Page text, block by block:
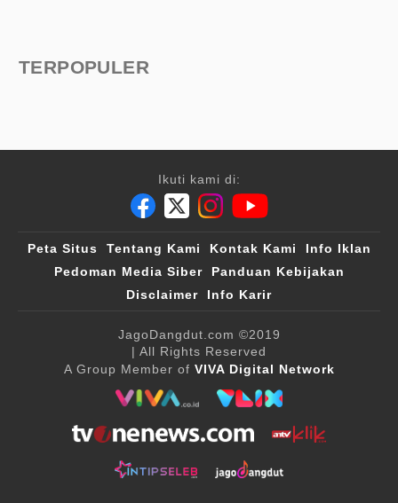
TERPOPULER
Ikuti kami di:
Peta Situs Tentang Kami Kontak Kami
Info Iklan
Pedoman Media Siber
Panduan Kebijakan
Disclaimer
Info Karir
JagoDangdut.com ©2019
| All Rights Reserved
A Group Member of VIVA Digital Network